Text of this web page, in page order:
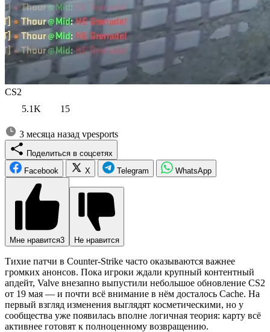
CS2
5.1K
15
3 месяца назад vpesports
Поделиться в соцсетях
Facebook
X Telegram WhatsApp
Мне нравится3 Не нравится
Тихие патчи в Counter-Strike часто оказываются важнее
громких анонсов. Пока игроки ждали крупный контентный
апдейт, Valve внезапно выпустили небольшое обновление CS2
от 19 мая — и почти всё внимание в нём досталось Cache. На
первый взгляд изменения выглядят косметическими, но у
сообщества уже появилась вполне логичная теория: карту всё
активнее готовят к полноценному возвращению.